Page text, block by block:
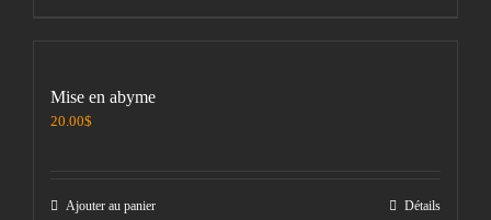
Mise en abyme
20.00$
Ajouter au panier Détails